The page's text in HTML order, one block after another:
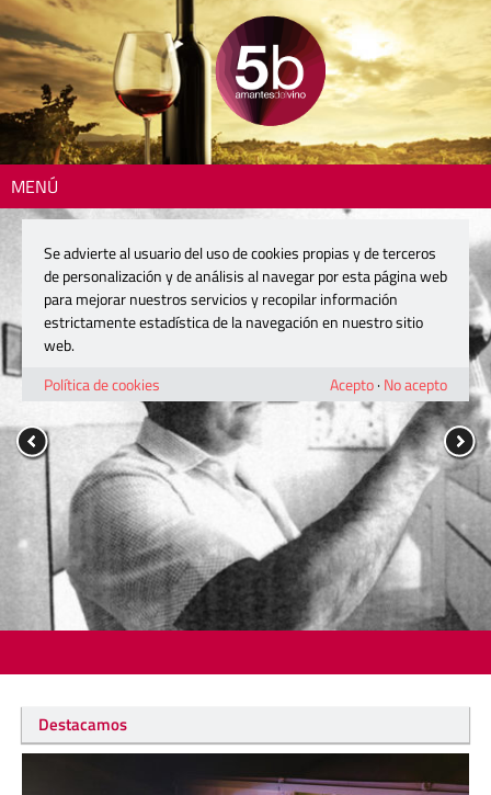
MENÚ
Destacamos
Se advierte al usuario del uso de cookies propias y de terceros
de personalización y de análisis al navegar por esta página web
para mejorar nuestros servicios y recopilar información
estrictamente estadística de la navegación en nuestro sitio
web.
Política de cookies
Acepto· No acepto